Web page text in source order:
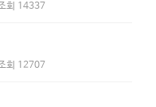
회 14337
회 12707